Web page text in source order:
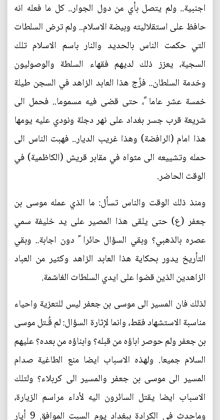
اجنبية.. ولم يتصل بأي من دول الجوار.. كل ما فعله انه
حافظ على استقلاليته وبيضة الاسلام.. ولم ترض السلطات
التي حكمت الناس بالحديد والنار باسم الاسلام تلك
السجية، يعزز ذلك لديهم فقهاء السلطة والوصوليون
وخدمة السلطان.. فزُج هذا العابد الزاهد في السجن طيلة
خمسة عشر عاما ً، حتى قضى فيه مسموما.. فحمل الى
شريعة قرب جسر بغداد على نهر دجلة ونودي عليه يومها
هذا امام (الرافضة) وهذا غريب الديار.. فهبت الناس الى
حمله وتشييعه الى مثواه في مقابر قريش (الكاظمية) في
الوقت الحاضر.
ومنذ ذلك الوقت والناس تسأل: ما الذي عمله موسى بن
جعفر (ع) حتى يلقى هذا المصير على يد خليفة سمي
عصره بالذهبي؟ وبقي السؤال حائرا ً دون اجابة.. وبقي
التأريخ يدور بحكاية هذا العابد الزاهد وكثير من العباد
الزاهدين الذين قضوا على ايدي السلطات الغاشمة.
لذلك فان المسير الى موسى بن جعفر ليس للتعزية واحياء
مناسبة الاستشهاد فقط، وانما لإثارة السؤال: لم قُـتل موسى
بن جعفر ولم حوصر اباؤه من قبله؟ وابناؤه من بعده؟ عليهم
السلام جميعا. ولهذه الاسباب ايضا منع الطاغية صدام
المسير الى موسى بن جعفر والمسير الى كربلاء؟ ولتلك
الاسباب ايضا يقتل السائرون اليه لأداء مراسم الزيارة،
وماحدث في الكرادة ببغداد يوم السبت الموافق 9 أيار